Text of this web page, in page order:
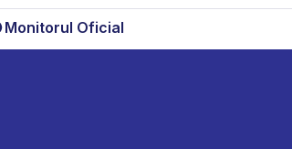
Monitorul Oficial